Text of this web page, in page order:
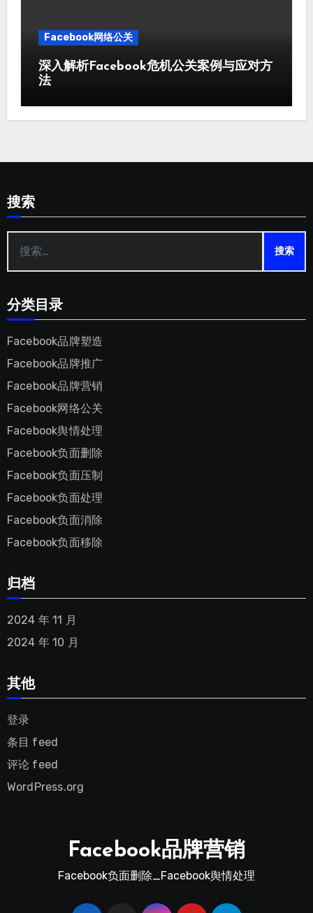
Facebook网络公关
深入解析Facebook危机公关案例与应对方
法
搜索
索：
分类目录
Facebook品牌塑造
Facebook品牌推广
Facebook品牌营销
Facebook网络公关
Facebook舆情处理
Facebook负面删除
Facebook负面压制
Facebook负面处理
Facebook负面消除
Facebook负面移除
归档
2024 年 11 月
2024 年 10 月
其他
登录
条目 feed
评论 feed
WordPress.org
Facebook品牌营销
Facebook负面删除_Facebook舆情处理